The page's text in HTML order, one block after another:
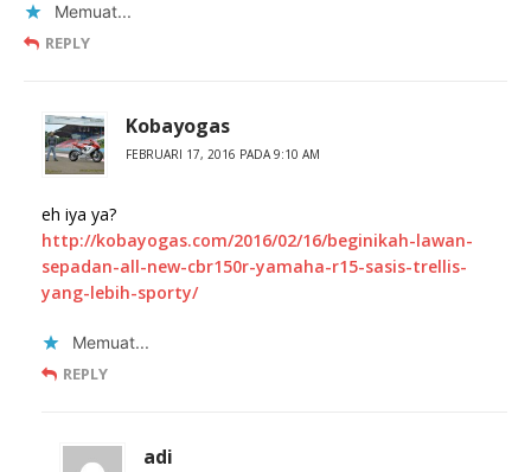
Memuat...
REPLY
Kobayogas
FEBRUARI 17, 2016 PADA 9:10 AM
eh iya ya?
http://kobayogas.com/2016/02/16/beginikah-lawan-
sepadan-all-new-cbr150r-yamaha-r15-sasis-trellis-
yang-lebih-sporty/
Memuat...
REPLY
adi